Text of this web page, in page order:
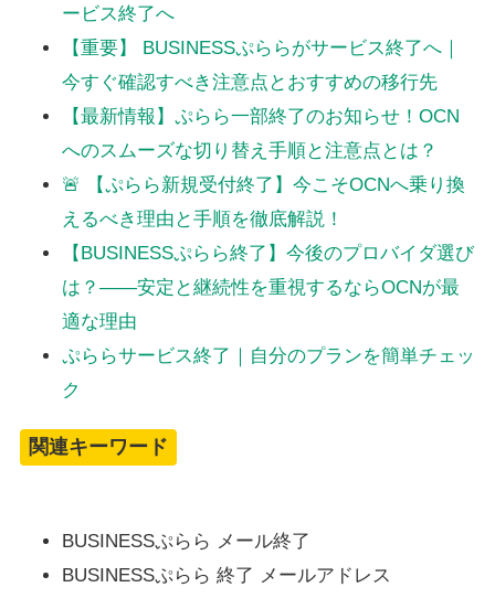
ービス終了へ
【重要】 BUSINESSぷららがサービス終了へ｜
今すぐ確認すべき注意点とおすすめの移行先
【最新情報】ぷらら一部終了のお知らせ！OCN
へのスムーズな切り替え手順と注意点とは？
🚨 【ぷらら新規受付終了】今こそOCNへ乗り換
えるべき理由と手順を徹底解説！
【BUSINESSぷらら終了】今後のプロバイダ選び
は？——安定と継続性を重視するならOCNが最
適な理由
ぷららサービス終了｜自分のプランを簡単チェッ
ク
関連キーワード
BUSINESSぷらら メール終了
BUSINESSぷらら 終了 メールアドレス